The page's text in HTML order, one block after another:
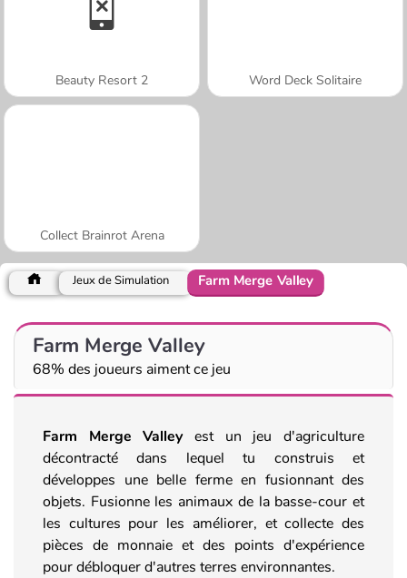
Beauty Resort 2 Word Deck Solitaire
Collect Brainrot Arena
Jeux de Simulation Farm Merge Valley
Farm Merge Valley
68% des joueurs aiment ce jeu
Farm Merge Valleyest un jeu d'agriculture
décontracté dans lequel tu construis et
développes une belle ferme en fusionnant des
objets. Fusionne les animaux de la basse-cour et
les cultures pour les améliorer, et collecte des
pièces de monnaie et des points d'expérience
pour débloquer d'autres terres environnantes.